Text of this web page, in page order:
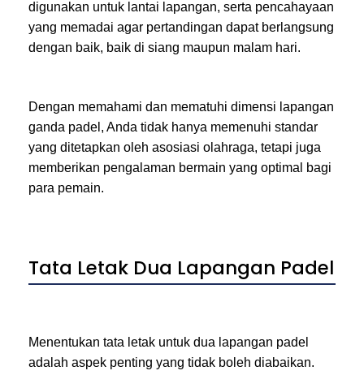
digunakan untuk lantai lapangan, serta pencahayaan
yang memadai agar pertandingan dapat berlangsung
dengan baik, baik di siang maupun malam hari.
Dengan memahami dan mematuhi dimensi lapangan
ganda padel, Anda tidak hanya memenuhi standar
yang ditetapkan oleh asosiasi olahraga, tetapi juga
memberikan pengalaman bermain yang optimal bagi
para pemain.
Tata Letak Dua Lapangan Padel
Menentukan tata letak untuk dua lapangan padel
adalah aspek penting yang tidak boleh diabaikan.